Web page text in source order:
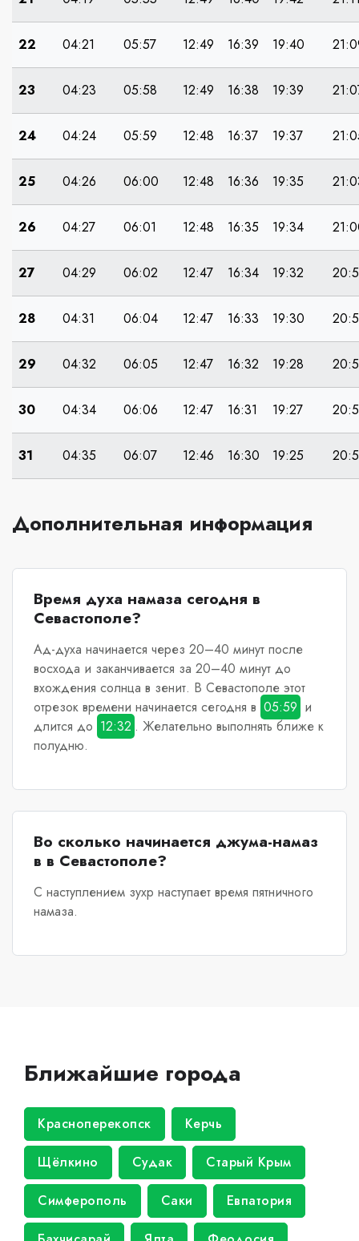
22 04:21 05:57 12:49 16:39 19:40
23 04:23 05:58 12:49 16:38 19:39
24 04:24 05:59 12:48 16:37 19:37
25 04:26 06:00 12:48 16:36 19:35
26 04:27 06:01 12:48 16:35 19:34
27 04:29 06:02 12:47 16:34 19:32
28 04:31 06:04 12:47 16:33 19:30
29 04:32 06:05 12:47 16:32 19:28
30 04:34 06:06 12:47 16:31 19:27
31 04:35 06:07 12:46 16:30 19:25
Дополнительная информация
Время духа намаза сегодня в
Севастополе?
Ад-духа начинается через 20–40 минут после
восхода и заканчивается за 20–40 минут до
вхождения солнца в зенит. В Севастополеэтот
отрезок времени начинается сегодня в 05:59 и
длится до 12:32 . Желательно выполнять ближе к
полудню.
Во сколько начинается джума-намаз
в в Севастополе?
С наступлением зухр наступает время пятничного
намаза.
Ближайшие города
Красноперекопск Керчь
Щёлкино Судак Старый Крым
Симферополь Саки Евпатория